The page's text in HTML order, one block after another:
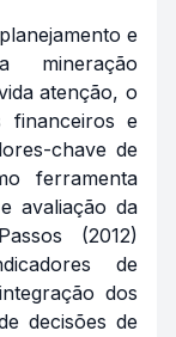
e
mineração
atenção, o
financeiros e
chave de
ferramenta
avaliação da
(2012)
de
dos
decisões de